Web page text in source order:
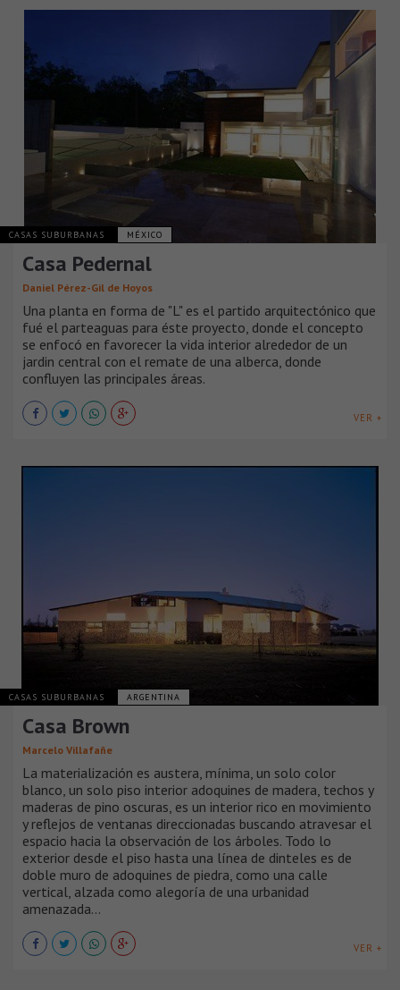
CASAS SUBURBANAS MÉXICO
Casa Pedernal
Daniel Pérez-Gil de Hoyos
Una planta en forma de "L" es el partido arquitectónico que
fué el parteaguas para éste proyecto, donde el concepto
se enfocó en favorecer la vida interior alrededor de un
jardin central con el remate de una alberca, donde
confluyen las principales áreas.
VER +
CASAS SUBURBANAS ARGENTINA
Casa Brown
Marcelo Villafañe
La materialización es austera, mínima, un solo color
blanco, un solo piso interior adoquines de madera, techos y
maderas de pino oscuras, es un interior rico en movimiento
y reflejos de ventanas direccionadas buscando atravesar el
espacio hacia la observación de los árboles. Todo lo
exterior desde el piso hasta una línea de dinteles es de
doble muro de adoquines de piedra, como una calle
vertical, alzada como alegoría de una urbanidad
amenazada...
VER +